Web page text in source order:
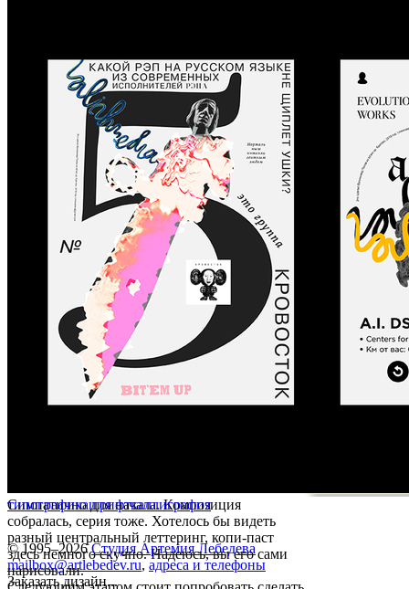
Симпатично для начала. Композиция
собралась, серия тоже. Хотелось бы видеть
разный центральный леттеринг, копи-паст
здесь немного скучно. Надеюсь, вы его сами
нарисовали.
типографикашрифткаллиграфия
© 1995–2026 Студия Артемия Лебедева
mailbox@artlebedev.ru, адреса и телефоны
Заказать дизайн...